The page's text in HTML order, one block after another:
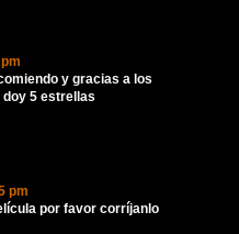
y gracias a los
5 estrellas
pm
por favor corríjanlo